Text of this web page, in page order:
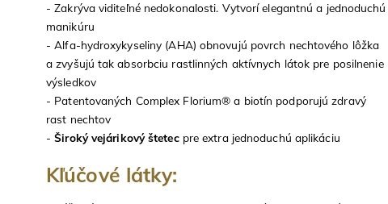
- Zakrýva viditeľné nedokonalosti. Vytvorí elegantnú a jednoduchú
manikúru
- Alfa-hydroxykyseliny (AHA) obnovujú povrch nechtového lôžka
a zvyšujú tak absorbciu rastlinných aktívnych látok pre posilnenie
výsledkov
- Patentovaných Complex Florium® a biotín podporujú zdravý
rast nechtov
-Široký vejárikový štetecpre extra jednoduchú aplikáciu
Kľúčové látky: